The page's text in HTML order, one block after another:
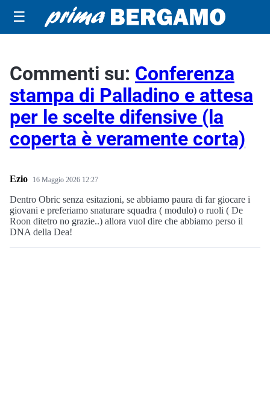
☰
Commenti su: Conferenza
stampa di Palladino e attesa
per le scelte difensive (la
coperta è veramente corta)
Ezio 16 Maggio 2026 12:27
Dentro Obric senza esitazioni, se abbiamo paura di far giocare i
giovani e preferiamo snaturare squadra ( modulo) o ruoli ( De
Roon ditetro no grazie..) allora vuol dire che abbiamo perso il
DNA della Dea!